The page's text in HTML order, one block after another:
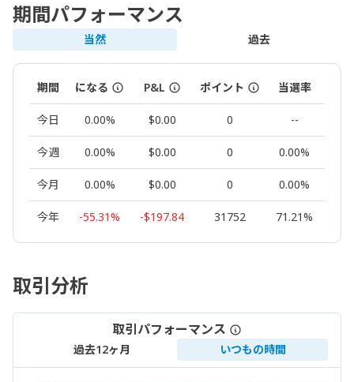
期間パフォーマンス
当然 過去
期間 になる P&L ポイント 当選率
今日 0.00% $0.00 0 --
今週 0.00% $0.00 0 0.00%
今月 0.00% $0.00 0 0.00%
今年 -55.31% -$197.84 31752 71.21%
取引分析
取引パフォーマンス
過去12ヶ月 いつもの時間